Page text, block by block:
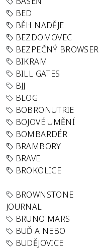
BED
BĚH NADĚJE
BEZDOMOVEC
BEZPEČNÝ BROWSER
BIKRAM
BILL GATES
BJJ
BLOG
BOBRONUTRIE
BOJOVÉ UMĚNÍ
BOMBARDÉR
BRAMBORY
BRAVE
BROKOLICE
BROWNSTONE
JOURNAL
BRUNO MARS
BUĎ A NEBO
BUDĚJOVICE